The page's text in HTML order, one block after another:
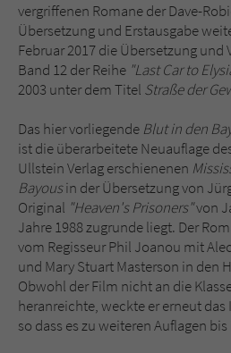
vergriffenen Romane der Dave-
Übersetzung und Erstausgabe
Februar 2017 die Übersetzung
Band 12 der Reihe "Last Car to
2003 unter dem Titel Straße der
Das hier vorliegende Blut in den
ist die überarbeitete Neuauflage
Ullstein Verlag erschienenen
Bayousin der Übersetzung von
Original "Heaven's Prisoners"von
Jahre 1988 zugrunde liegt. Der
vom Regisseur Phil Joanou mit
und Mary Stuart Masterson in den
Obwohl der Film nicht an die
heranreichte, weckte er erneut das
so dass es zu weiteren Auflagen
Sicherheitscode des
überprüfen.